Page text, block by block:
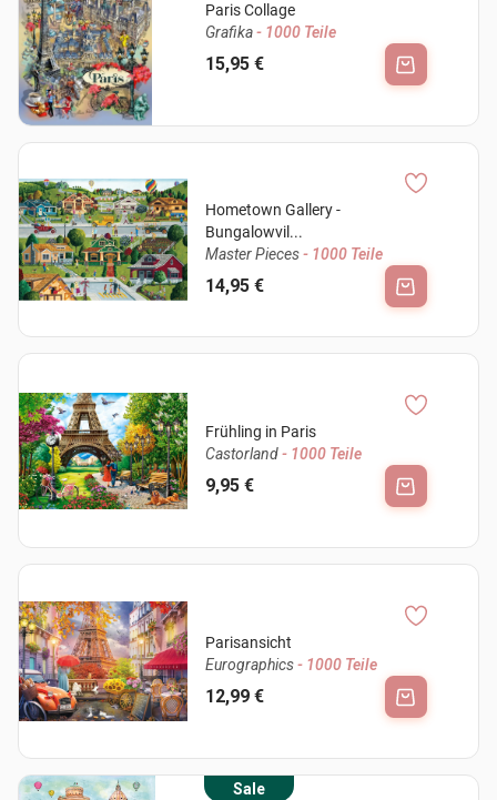
Paris Collage
Grafika- 1000 Teile
15,95 €
Hometown Gallery -
Bungalowvil...
Master Pieces- 1000 Teile
14,95 €
Frühling in Paris
Castorland- 1000 Teile
9,95 €
Parisansicht
Eurographics- 1000 Teile
12,99 €
Sale